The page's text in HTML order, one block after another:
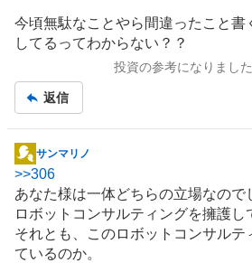
今頃無駄なことやら間違ったこと書
してるってわからない？？
投資の参考になりまし
返信
掲
示
板
記
事
サンマリノ
>>306
あなた様は一体どちらの立場なので
ロボット コンサルティングを擁護し
それとも、このロボットコンサルテ
ているのか。